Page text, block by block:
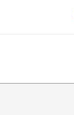
contenido